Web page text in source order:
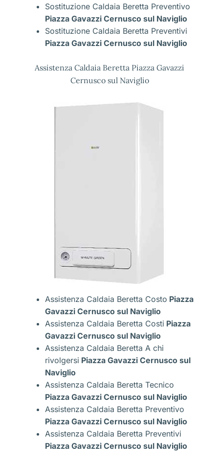
Sostituzione Caldaia Beretta Preventivo
Piazza Gavazzi Cernusco sul Naviglio
Sostituzione Caldaia Beretta Preventivi
Piazza Gavazzi Cernusco sul Naviglio
Assistenza Caldaia Beretta Piazza Gavazzi
Cernusco sul Naviglio
Assistenza Caldaia Beretta Costo Piazza
Gavazzi Cernusco sul Naviglio
Assistenza Caldaia Beretta Costi Piazza
Gavazzi Cernusco sul Naviglio
Assistenza Caldaia Beretta A chi
rivolgersi Piazza Gavazzi Cernusco sul
Naviglio
Assistenza Caldaia Beretta Tecnico
Piazza Gavazzi Cernusco sul Naviglio
Assistenza Caldaia Beretta Preventivo
Piazza Gavazzi Cernusco sul Naviglio
Assistenza Caldaia Beretta Preventivi
Piazza Gavazzi Cernusco sul Naviglio